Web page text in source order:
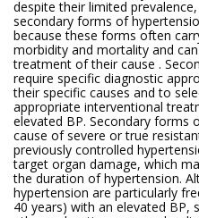
despite their limited
secondary forms of
because these forms often
morbidity and mortality and
treatment of their cause .
require specific diagnostic
their specific causes and to
appropriate interventional
elevated BP. Secondary forms
cause of severe or true
previously controlled
target organ damage, which
the duration of hypertension.
hypertension are particularly
40 years) with an elevated BP,